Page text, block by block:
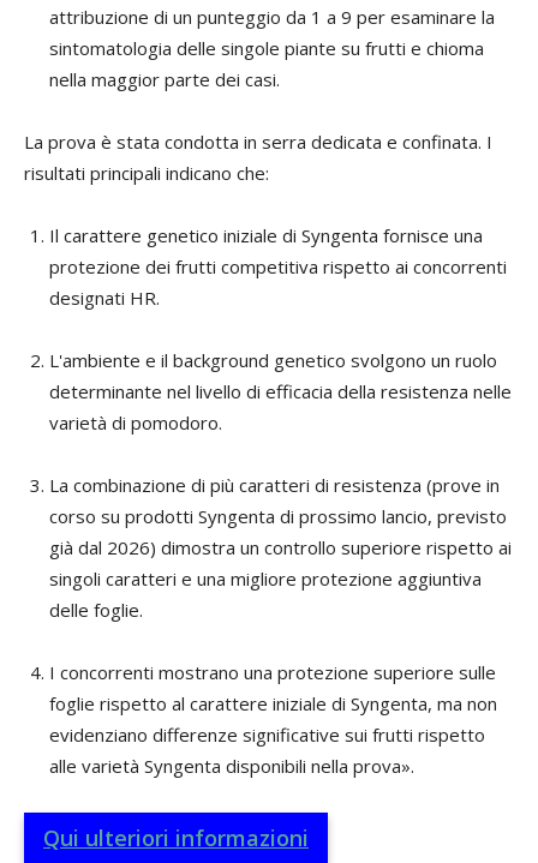
attribuzione di un punteggio da 1 a 9 per esaminare la
sintomatologia delle singole piante su frutti e chioma
nella maggior parte dei casi.
La prova è stata condotta in serra dedicata e confinata. I
risultati principali indicano che:
Il carattere genetico iniziale di Syngenta fornisce una
protezione dei frutti competitiva rispetto ai concorrenti
designati HR.
L'ambiente e il background genetico svolgono un ruolo
determinante nel livello di efficacia della resistenza nelle
varietà di pomodoro.
La combinazione di più caratteri di resistenza (prove in
corso su prodotti Syngenta di prossimo lancio, previsto
già dal 2026) dimostra un controllo superiore rispetto ai
singoli caratteri e una migliore protezione aggiuntiva
delle foglie.
I concorrenti mostrano una protezione superiore sulle
foglie rispetto al carattere iniziale di Syngenta, ma non
evidenziano differenze significative sui frutti rispetto
alle varietà Syngenta disponibili nella prova».
Qui ulteriori informazioni